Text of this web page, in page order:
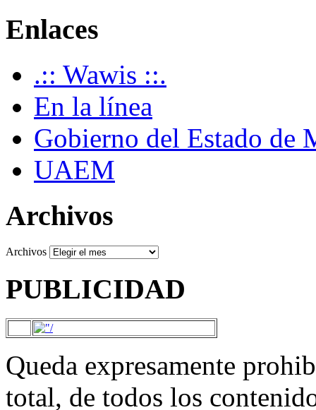
Enlaces
.:: Wawis ::.
En la línea
Gobierno del Estado de
UAEM
Archivos
Archivos
PUBLICIDAD
Queda expresamente
total, de todos los